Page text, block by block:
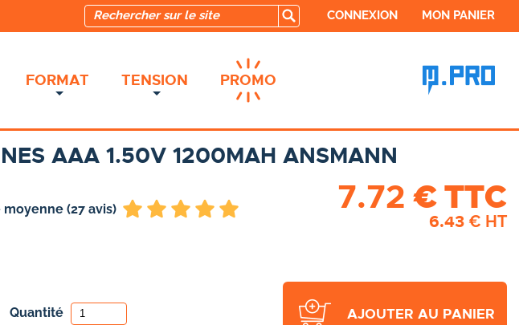
CONNEXION MON PANIER
FORMAT TENSION PROMO
AAA 1.50V 1200MAH ANSMANN
moyenne (27 avis) 7.72 € TTC
6.43 € HT
Quantité AJOUTER AU PANIER